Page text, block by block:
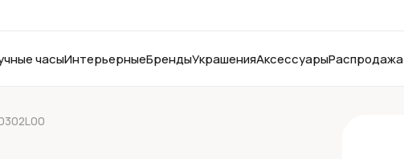
часыИнтерьерныеБрендыУкрашенияАксессуарыРаспродажа